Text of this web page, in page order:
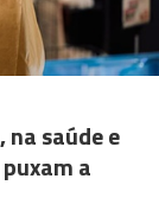
saúde e
a